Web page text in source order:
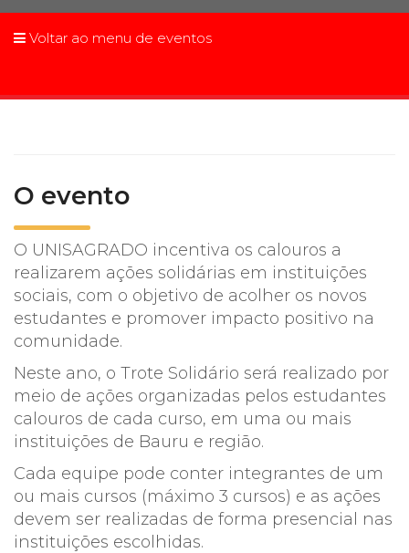
Prouni
Biblioteca
Calendário acadêmico
Internacionalização
UATI
Voltar ao menu de eventos
O evento
O UNISAGRADO incentiva os calouros a
realizarem ações solidárias em instituições
sociais, com o objetivo de acolher os novos
estudantes e promover impacto positivo na
comunidade.
Neste ano, o Trote Solidário será realizado por
meio de ações organizadas pelos estudantes
calouros de cada curso, em uma ou mais
instituições de Bauru e região.
Cada equipe pode conter integrantes de um
ou mais cursos (máximo 3 cursos) e as ações
devem ser realizadas de forma presencial nas
instituições escolhidas.